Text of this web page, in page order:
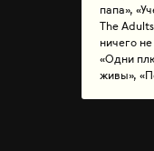
папа»,
The
ничего
«Одни
живы»,